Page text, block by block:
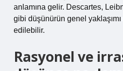
anlamına gelir. Descartes,
gibi düşünürün genel
edilebilir.
Rasyonel ve